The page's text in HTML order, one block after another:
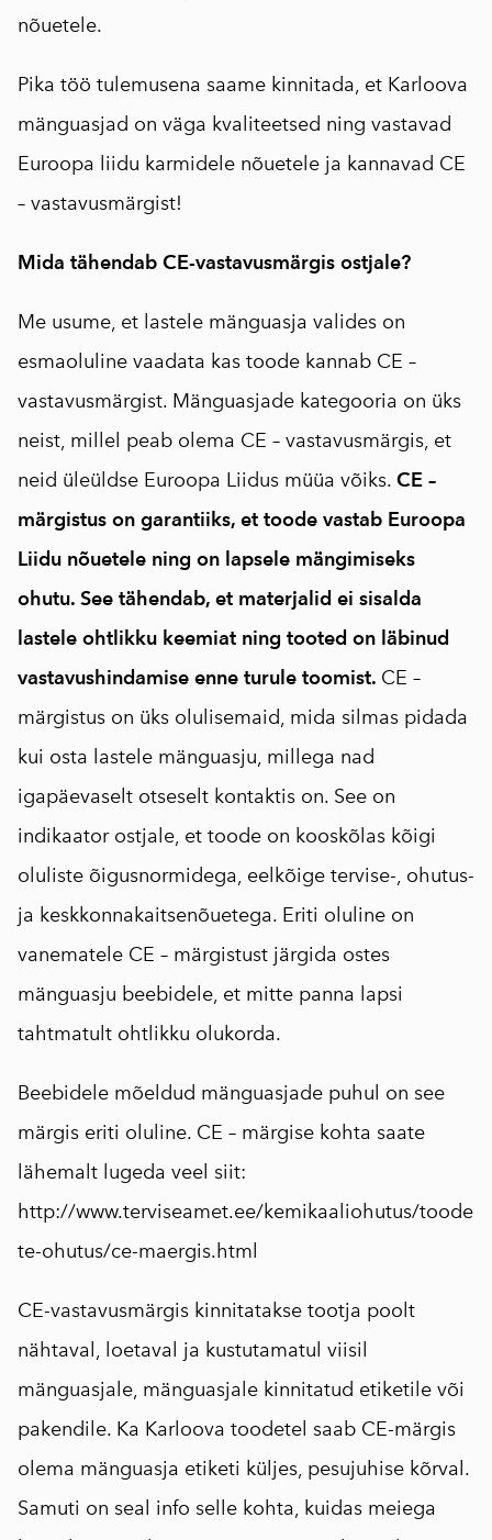
nõuetele.
Pika töö tulemusena saame kinnitada, et Karloova
mänguasjad on väga kvaliteetsed ning vastavad
Euroopa liidu karmidele nõuetele ja kannavad CE
– vastavusmärgist!
Mida tähendab CE-vastavusmärgis ostjale?
Me usume, et lastele mänguasja valides on
esmaoluline vaadata kas toode kannab CE –
vastavusmärgist. Mänguasjade kategooria on üks
neist, millel peab olema CE – vastavusmärgis, et
neid üleüldse Euroopa Liidus müüa võiks. CE –
märgistus on garantiiks, et toode vastab Euroopa
Liidu nõuetele ning on lapsele mängimiseks
ohutu. See tähendab, et materjalid ei sisalda
lastele ohtlikku keemiat ning tooted on läbinud
vastavushindamise enne turule toomist. CE –
märgistus on üks olulisemaid, mida silmas pidada
kui osta lastele mänguasju, millega nad
igapäevaselt otseselt kontaktis on. See on
indikaator ostjale, et toode on kooskõlas kõigi
oluliste õigusnormidega, eelkõige tervise-, ohutus-
ja keskkonnakaitsenõuetega. Eriti oluline on
vanematele CE – märgistust järgida ostes
mänguasju beebidele, et mitte panna lapsi
tahtmatult ohtlikku olukorda.
Beebidele mõeldud mänguasjade puhul on see
märgis eriti oluline. CE – märgise kohta saate
lähemalt lugeda veel siit:
http://www.terviseamet.ee/kemikaaliohutus/toode
te-ohutus/ce-maergis.html
CE-vastavusmärgis kinnitatakse tootja poolt
nähtaval, loetaval ja kustutamatul viisil
mänguasjale, mänguasjale kinnitatud etiketile või
pakendile. Ka Karloova toodetel saab CE-märgis
olema mänguasja etiketi küljes, pesujuhise kõrval.
Samuti on seal info selle kohta, kuidas meiega